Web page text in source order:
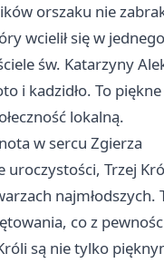
orszaku nie
wcielił się w
św. Katarzyny
i kadzidło. To
lokalną.
w sercu Zgierza
uroczystości, Trzej
najmłodszych.
co z
są nie tylko